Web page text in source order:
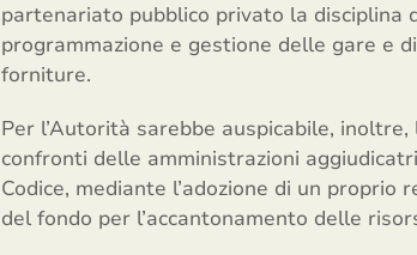
partenariato pubblico privato la
programmazione e gestione delle gare e
forniture.
Per l’Autorità sarebbe auspicabile,
confronti delle amministrazioni
Codice, mediante l’adozione di un
del fondo per l’accantonamento delle